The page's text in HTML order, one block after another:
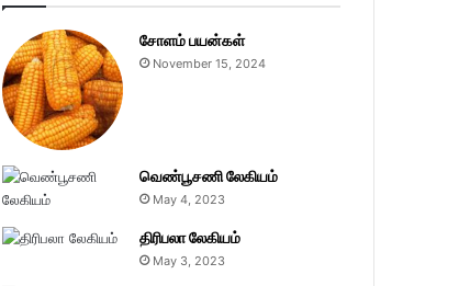
சோளம் பயன்கள்
November 15, 2024
வெண்பூசணி லேகியம்
May 4, 2023
திரிபலா லேகியம்
May 3, 2023